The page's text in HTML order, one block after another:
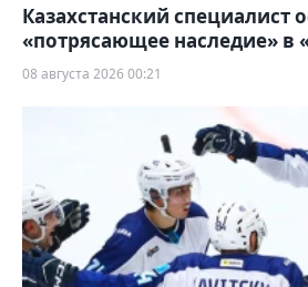
Казахстанский специалист
«потрясающее наследие» в
08 августа 2026 00:21